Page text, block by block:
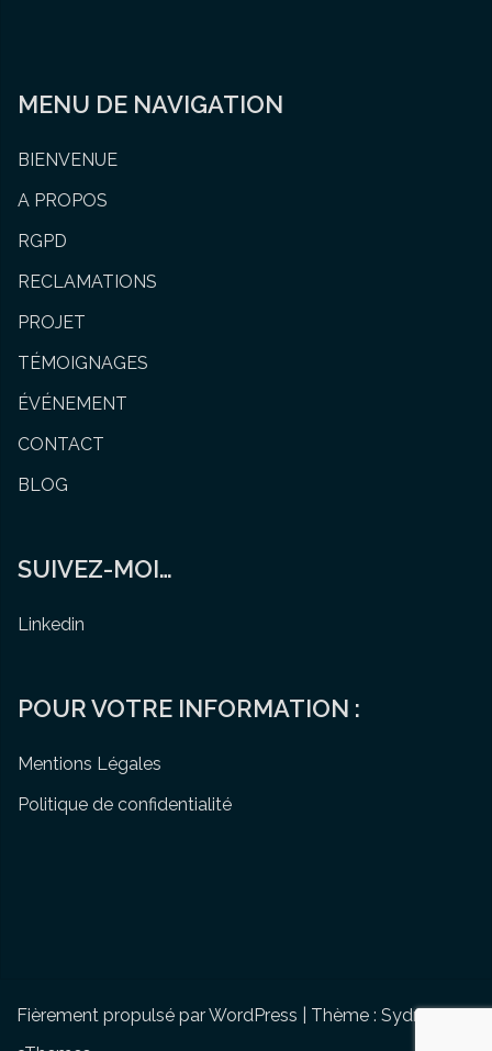
MENU DE NAVIGATION
BIENVENUE
A PROPOS
RGPD
RECLAMATIONS
PROJET
TÉMOIGNAGES
ÉVÉNEMENT
CONTACT
BLOG
SUIVEZ-MOI…
Linkedin
POUR VOTRE INFORMATION :
Mentions Légales
Politique de confidentialité
Fièrement propulsé par WordPress Thème : Sydneypar